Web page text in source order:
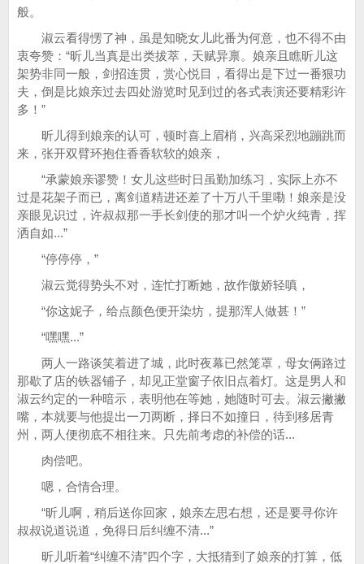
般。
淑云看得愣了神，虽是知晓女儿此番为何意，也不得不由
衷夸赞：“昕儿当真是出类拔萃，天赋异禀。娘亲且瞧昕儿这
架势非同一般，剑招连贯，赏心悦目，看得出是下过一番狠功
夫，倒是比娘亲过去四处游览时见到过的各式表演还要精彩许
多！”
昕儿得到娘亲的认可，顿时喜上眉梢，兴高采烈地蹦跳而
来，张开双臂环抱住香香软软的娘亲，
“承蒙娘亲谬赞！女儿这些时日虽勤加练习，实际上亦不
过是花架子而已，离剑道精进还差了十万八千里嘞！娘亲是没
亲眼见识过，许叔叔那一手长剑使的那才叫一个炉火纯青，挥
洒自如...”
“停停停，”
淑云觉得势头不对，连忙打断她，故作傲娇轻嗔，
“你这妮子，给点颜色便开染坊，提那浑人做甚！”
“嘿嘿...”
两人一路谈笑着进了城，此时夜幕已然笼罩，母女俩路过
那歇了店的铁器铺子，却见正堂窗子依旧点着灯。这是男人和
淑云约定的一种暗示，表明他在等她，她随时可去。淑云撇撇
嘴，本就要与他提出一刀两断，择日不如撞日，待到移居青
州，两人便彻底不相往来。只先前考虑的补偿的话...
肉偿吧。
嗯，合情合理。
“昕儿啊，稍后送你回家，娘亲左思右想，还是要寻你许
叔叔说道说道，免得日后纠缠不清...”
昕儿听着“纠缠不清”四个字，大抵猜到了娘亲的打算，低